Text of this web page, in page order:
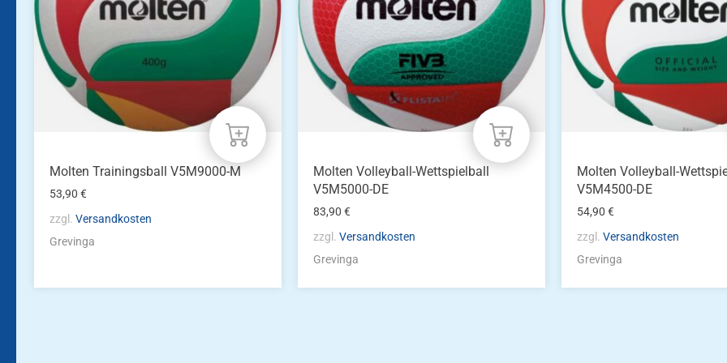
Molten Trainingsball V5M9000-M
53,90€
zzgl.Versandkosten
Grevinga
Molten Volleyball-Wettspielball
V5M5000-DE
83,90€
zzgl.Versandkosten
Grevinga
Molten Volleyball-
V5M4500-DE
54,90€
zzgl.Versandkosten
Grevinga